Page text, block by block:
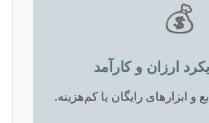
💰
و ابزارهای رایگان یا کم‌هزینه.